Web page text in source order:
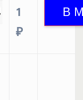
1
₽